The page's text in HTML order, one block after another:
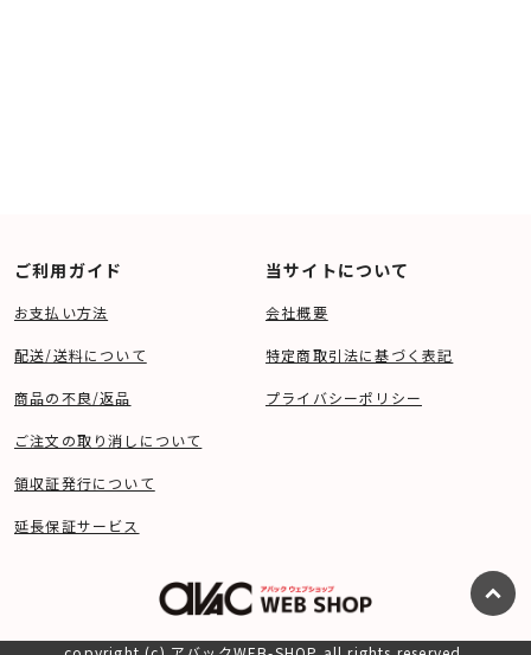
ご利用ガイド
お支払い方法
配送/送料について
商品の不良/返品
ご注文の取り消しについて
領収証発行について
延長保証サービス
当サイトについて
会社概要
特定商取引法に基づく表記
プライバシーポリシー